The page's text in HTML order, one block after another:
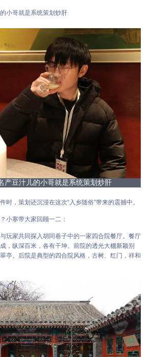
哥就是系统策划炒肝
产豆汁儿的小哥就是系统策划炒肝
，策划还沉浸在这次“入乡随俗”带来的震撼中。
寒带大家回顾一二：
家共同探入胡同巷子中的一家四合院餐厅。餐厅
，纵深百米，各有干坤。前院的透光大棚新颖别
亭。后院是典型的四合院风格，古树、红门，祥和